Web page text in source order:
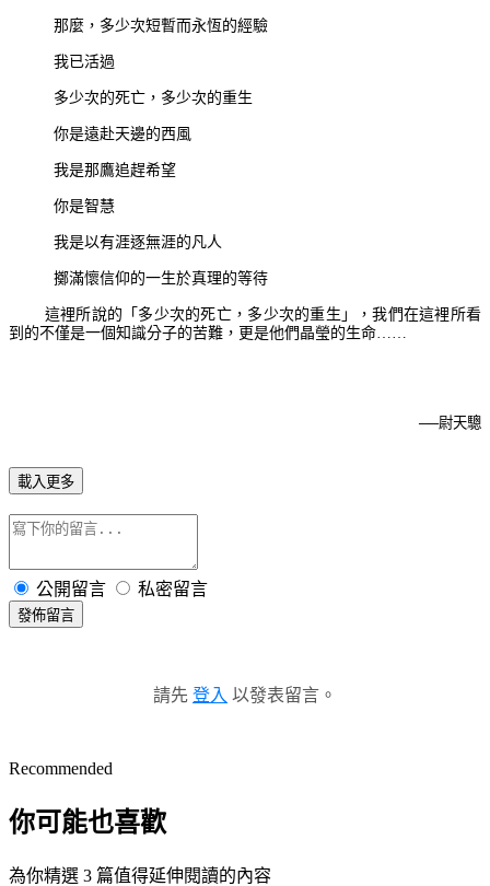
那麼，多少次短暫而永恆的經驗
我已活過
多少次的死亡，多少次的重生
你是遠赴天邊的西風
我是那鷹追趕希望
你是智慧
我是以有涯逐無涯的凡人
擲滿懷信仰的一生於真理的等待
這裡所說的「多少次的死亡，多少次的重生」，我們在這裡所看
到的不僅是一個知識分子的苦難，更是他們晶瑩的生命……
──尉天驄
載入更多
公開留言 私密留言
發佈留言
請先 登入 以發表留言。
Recommended
你可能也喜歡
為你精選 3 篇值得延伸閱讀的內容